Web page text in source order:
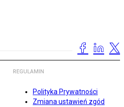
REGULAMIN
Polityka Prywatności
Zmiana ustawień zgód